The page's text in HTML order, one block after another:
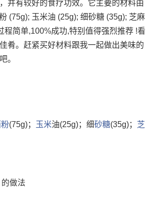
并有较好的食疗功效。它主要的材料由
(75g); 玉米油 (25g); 细砂糖 (35g); 芝麻
程简单,100%成功,特别值得强烈推荐 !看
肴。赶紧买好材料跟我一起做出美味的
。
(75g)； 玉米油(25g)；细砂糖(35g)； 芝
做法